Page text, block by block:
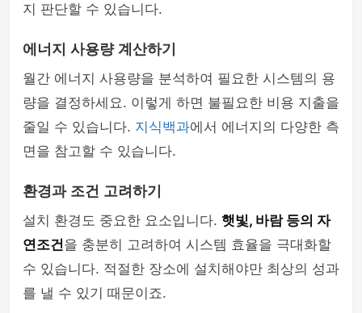
지 판단할 수 있습니다.
에너지 사용량 계산하기
월간 에너지 사용량을 분석하여 필요한 시스템의 용
량을 결정하세요. 이렇게 하면 불필요한 비용 지출을
줄일 수 있습니다. 지식백과에서 에너지의 다양한 측
면을 참고할 수 있습니다.
환경과 조건 고려하기
설치 환경도 중요한 요소입니다. 햇빛, 바람 등의 자
연조건을 충분히 고려하여 시스템 효율을 극대화할
수 있습니다. 적절한 장소에 설치해야만 최상의 성과
를 낼 수 있기 때문이죠.